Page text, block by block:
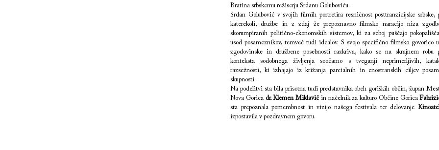
Bratina srbskemu režiserju Srdanu Goluboviću.
Srdan Golubović v svojih filmih portretira resničnost posttranzicijske srbske,
katerekoli, družbe in z zdaj že prepoznavno filmsko naracijo niza
skorumpiranih politično-ekonomskih sistemov, ki za seboj puščajo
usod posameznikov, temveč tudi idealov. S svojo specifično filmsko govorico
zgodovinske in družbene posebnosti razkriva, kako se na skrajnem robu
konteksta sodobnega življenja soočamo s tveganji neprimerljivih,
razsežnosti, ki izhajajo iz križanja parcialnih in enostranskih ciljev
skupnosti.
Na podelitvi sta bila prisotna tudi predstavnika obeh goriških občin, župan
Nova Goricadr. Klemen Miklavičin načelnik za kulturo Občine Gorica
sta prepoznala pomembnost in vizijo našega festivala ter delovanje
izpostavila v pozdravnem govoru.